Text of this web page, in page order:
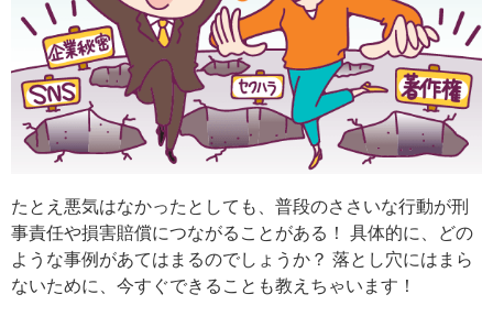
たとえ悪気はなかったとしても、普段のささいな行動が刑
事責任や損害賠償につながることがある！ 具体的に、どの
ような事例があてはまるのでしょうか？ 落とし穴にはまら
ないために、今すぐできることも教えちゃいます！